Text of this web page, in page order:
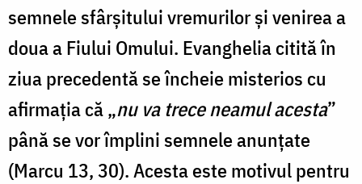
semnele sfârșitului vremurilor și venirea a
doua a Fiului Omului. Evanghelia citită în
ziua precedentă se încheie misterios cu
afirmația că „nu va trece neamul acesta”
până se vor împlini semnele anunțate
(Marcu 13, 30). Acesta este motivul pentru